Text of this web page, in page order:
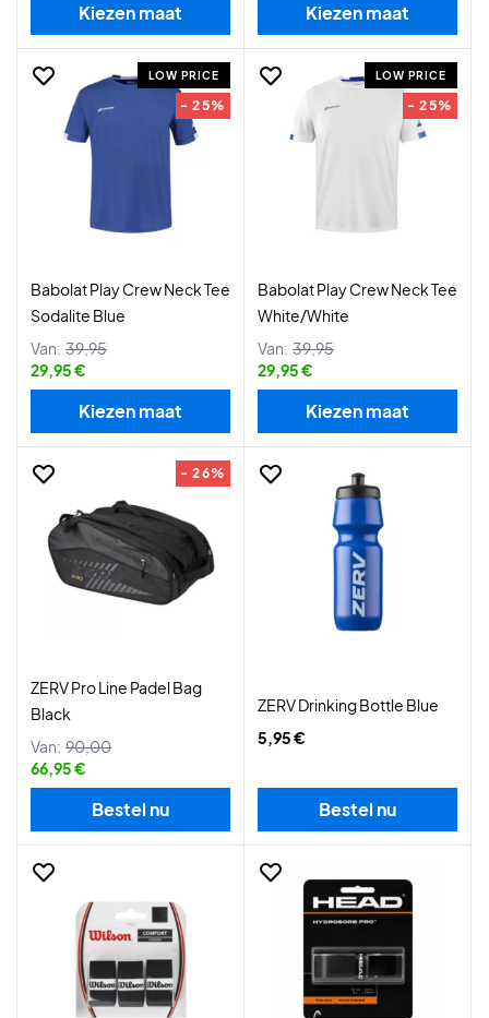
Kiezen maat Kiezen maat
LOW PRICE
- 25%
Babolat Play Crew Neck Tee
Sodalite Blue
Van: 39,95
29,95 €
Kiezen maat
LOW PRICE
- 25%
Babolat Play Crew Neck Tee
White/White
Van: 39,95
29,95 €
Kiezen maat
- 26%
ZERV Pro Line Padel Bag
Black
Van: 90,00
66,95 €
Bestel nu
ZERV Drinking Bottle Blue
5,95 €
Bestel nu